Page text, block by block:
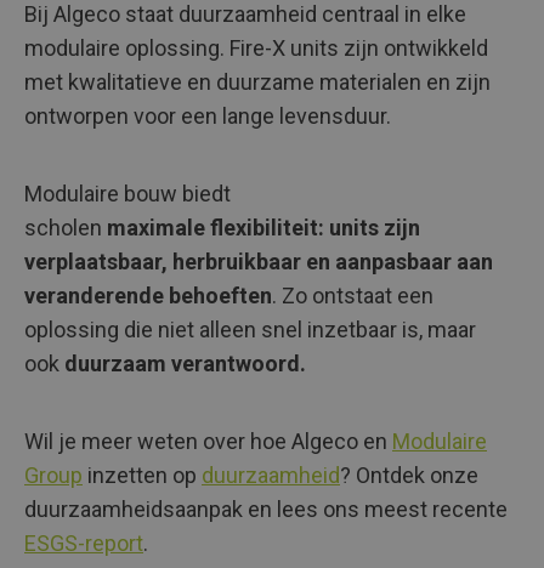
Bij Algeco staat duurzaamheid centraal in elke
modulaire oplossing. Fire-X units zijn ontwikkeld
met kwalitatieve en duurzame materialen en zijn
ontworpen voor een lange levensduur.
Modulaire bouw biedt
scholen maximale flexibiliteit: units zijn
verplaatsbaar, herbruikbaar en aanpasbaar aan
veranderende behoeften. Zo ontstaat een
oplossing die niet alleen snel inzetbaar is, maar
ook duurzaam verantwoord.
Wil je meer weten over hoe Algeco en Modulaire
Group inzetten op duurzaamheid? Ontdek onze
duurzaamheidsaanpak en lees ons meest recente
ESGS-report.